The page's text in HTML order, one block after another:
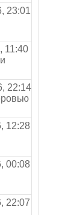
23:01
11:40
22:14
12:28
00:08
22:07